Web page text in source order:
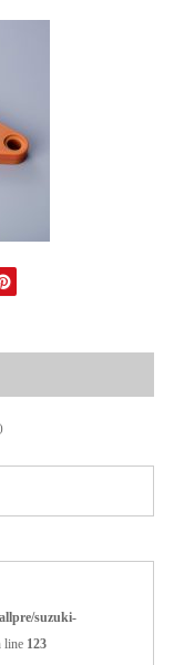
suzuki-
line 123